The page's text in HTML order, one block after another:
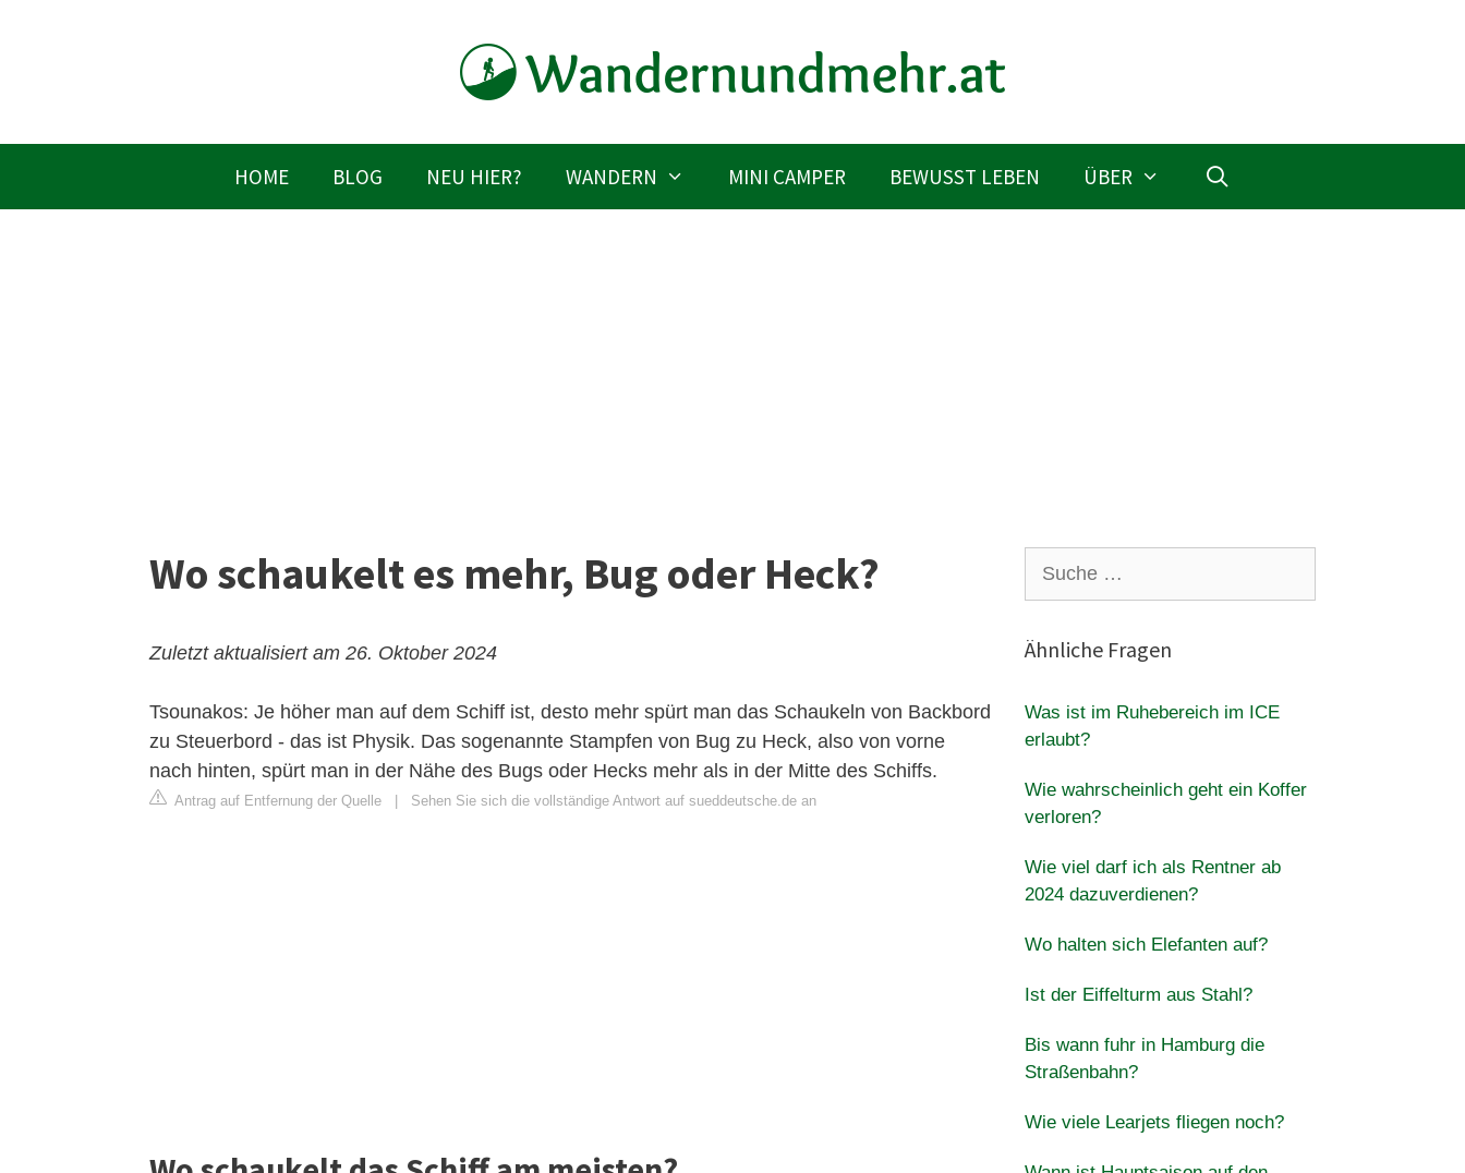
HOME BLOG NEU HIER? WANDERN MINI CAMPER BEWUSST LEBEN ÜBER
Wo schaukelt es mehr, Bug oder Heck?
Zuletzt aktualisiert am 26. Oktober 2024
Tsounakos: Je höher man auf dem Schiff ist, desto mehr spürt man das Schaukeln von Backbord
zu Steuerbord - das ist Physik. Das sogenannte Stampfen von Bug zu Heck, also von vorne
nach hinten, spürt man in der Nähe des Bugs oder Hecks mehr als in der Mitte des Schiffs.
Antrag auf Entfernung der Quelle Sehen Sie sich die vollständige Antwort auf sueddeutsche.de an
nach:
Ähnliche Fragen
Was ist im Ruhebereich im ICE
erlaubt?
Wie wahrscheinlich geht ein Koffer
verloren?
Wie viel darf ich als Rentner ab
2024 dazuverdienen?
Wo halten sich Elefanten auf?
Ist der Eiffelturm aus Stahl?
Bis wann fuhr in Hamburg die
Straßenbahn?
Wie viele Learjets fliegen noch?